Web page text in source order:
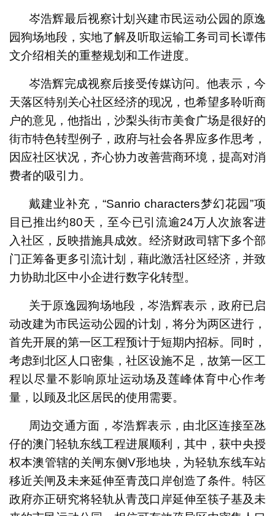
岑浩辉最后视察计划兴建市民运动公园的原逸
园狗场地段，实地了解及听取运输工务司司长谭伟
文介绍相关的重整规划和工作进度。
岑浩辉完成视察后接受传媒访问。他表示，今
天落区特别关心社区经济的现况，也希望多聆听商
户的意见，他指出，沙梨头街市美食广场是很好的
街市特色转型例子，政府与社会各界应多作思考，
因应社区状况，齐心协力改善营商环境，提高对消
费者的吸引力。
戴建业补充，“Sanrio characters梦幻花园”项
目已推出约80天，至今已引流逾24万人次旅客进
入社区，反映措施具成效。经济财政司辖下多个部
门正筹备更多引流计划，藉此激活社区经济，并致
力协助北区中小企进行数字化转型。
关于原逸园狗场地段，岑浩辉表示，政府已启
动改建为市民运动公园的计划，将分为两区进行，
首先开展的第一区工程预计于短期内招标。同时，
考虑到北区人口密集，社区设施不足，故第一区工
程以尽量不影响原址运动场及莲峰体育中心作考
量，以顾及北区居民的使用需要。
周边交通方面，岑浩辉表示，由北区连接至氹
仔的澳门轻轨东线工程进展顺利，其中，获中央授
权本澳管辖的关闸东侧V形地块，为轻轨东线车站
移近关闸及未来延伸至青茂口岸创造了条件。特区
政府亦正研究将轻轨从青茂口岸延伸至筷子基及未